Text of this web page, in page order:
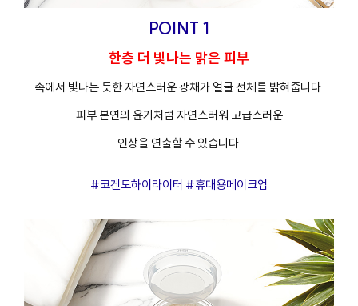
POINT 1
한층 더 빛나는 맑은 피부
속에서 빛나는 듯한 자연스러운 광채가 얼굴 전체를 밝혀줍니다.
피부 본연의 윤기처럼 자연스러워 고급스러운
인상을 연출할 수 있습니다.
#코겐도하이라이터 #휴대용메이크업